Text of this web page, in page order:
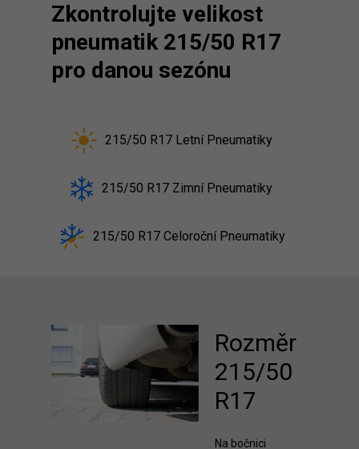
Zkontrolujte velikost
pneumatik 215/50 R17
pro danou sezónu
215/50 R17 Letní Pneumatiky
215/50 R17 Zimní Pneumatiky
215/50 R17 Celoroční Pneumatiky
Rozměr
215/50
R17
Na bočnici